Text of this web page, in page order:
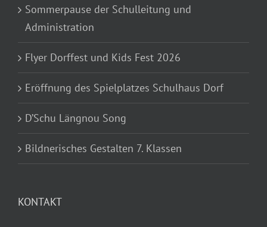
Sommerpause der Schulleitung und
Administration
Flyer Dorffest und Kids Fest 2026
Eröffnung des Spielplatzes Schulhaus Dorf
D’Schu Längnou Song
Bildnerisches Gestalten 7. Klassen
KONTAKT